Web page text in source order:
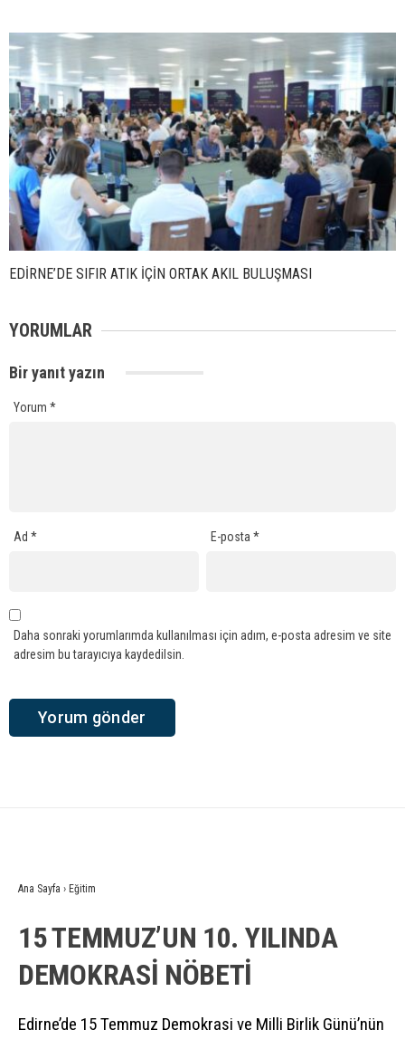
EDİRNE’DE SIFIR ATIK İÇİN ORTAK AKIL BULUŞMASI
YORUMLAR
Bir yanıt yazın
Yorum *
Ad * E-posta*
Daha sonraki yorumlarımda kullanılması için adım, e-posta adresim ve site
adresim bu tarayıcıya kaydedilsin.
Ana Sayfa › Eğitim
15 TEMMUZ’UN 10. YILINDA
DEMOKRASİ NÖBETİ
Edirne’de 15 Temmuz Demokrasi ve Milli Birlik Günü’nün